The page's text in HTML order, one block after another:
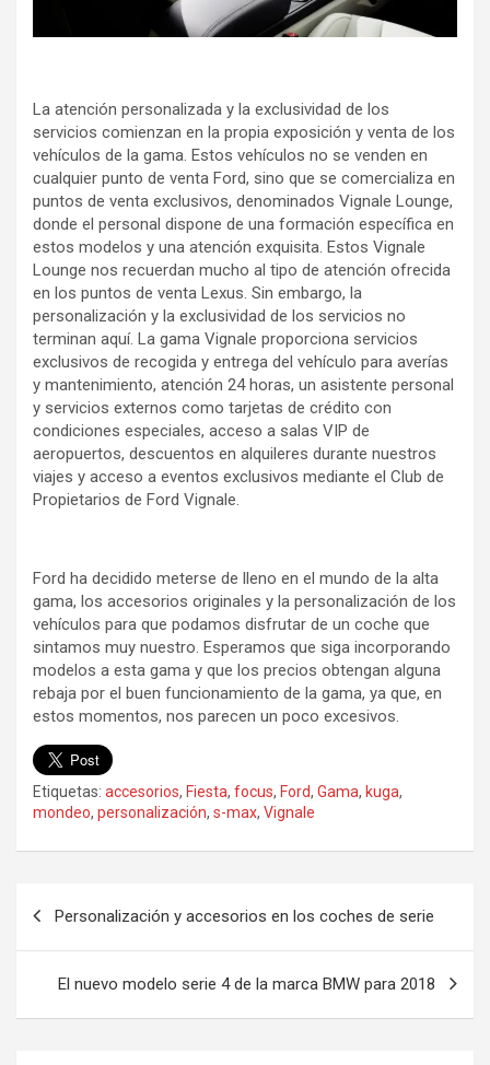
La atención personalizada y la exclusividad de los
servicios comienzan en la propia exposición y venta de los
vehículos de la gama. Estos vehículos no se venden en
cualquier punto de venta Ford, sino que se comercializa en
puntos de venta exclusivos, denominados Vignale Lounge,
donde el personal dispone de una formación específica en
estos modelos y una atención exquisita. Estos Vignale
Lounge nos recuerdan mucho al tipo de atención ofrecida
en los puntos de venta Lexus. Sin embargo, la
personalización y la exclusividad de los servicios no
terminan aquí. La gama Vignale proporciona servicios
exclusivos de recogida y entrega del vehículo para averías
y mantenimiento, atención 24 horas, un asistente personal
y servicios externos como tarjetas de crédito con
condiciones especiales, acceso a salas VIP de
aeropuertos, descuentos en alquileres durante nuestros
viajes y acceso a eventos exclusivos mediante el Club de
Propietarios de Ford Vignale.
Ford ha decidido meterse de lleno en el mundo de la alta
gama, los accesorios originales y la personalización de los
vehículos para que podamos disfrutar de un coche que
sintamos muy nuestro. Esperamos que siga incorporando
modelos a esta gama y que los precios obtengan alguna
rebaja por el buen funcionamiento de la gama, ya que, en
estos momentos, nos parecen un poco excesivos.
Etiquetas: accesorios, Fiesta, focus, Ford, Gama, kuga,
mondeo, personalización, s-max, Vignale
entradas
Personalización y accesorios en los coches de serie
El nuevo modelo serie 4 de la marca BMW para 2018